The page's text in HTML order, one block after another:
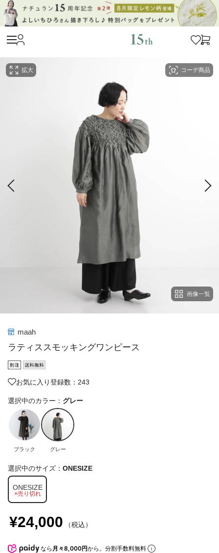
コーデ商品
拡大
画像一覧
maah
ラティススモッキングワンピース
お気に入り登録数：243
選択中のカラー： グレー
ブラック グレー
選択中のサイズ： ONESIZE
ONESIZE
×売り切れ
¥24,000 （税込）
なら 月々8,000円から。分割手数料無料